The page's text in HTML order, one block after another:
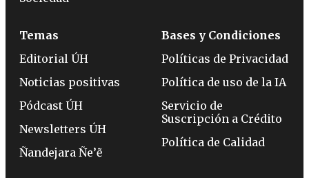
Temas
Editorial ÚH
Noticias positivas
Pódcast ÚH
Newsletters ÚH
Ñandejara Ñe’ẽ
Bases y Condiciones
Políticas de Privacidad
Política de uso de la IA
Servicio de
Suscripción a Crédito
Política de Calidad